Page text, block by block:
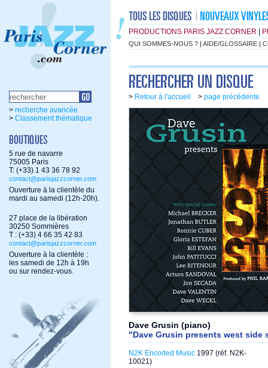
PRODUCTIONS PARIS JAZZ CORNER
QUI SOMMES-NOUS ? | AIDE/GLOSSAIRE |
> recherche avancée
> Classement thématique
5 rue de navarre
75005 Paris
T: (+33) 1 43 36 78 92
contact@parisjazzcorner.com
Ouverture à la clientèle du
mardi au samedi (12h-20h).
27 place de la libération
30250 Sommières
T : (+33) 4 66 35 42 83
contact@parisjazzcorner.com
Ouverture à la clientèle :
les samedi de 12h à 19h
ou sur rendez-vous.
> Retour à l'accueil > page précédente
Dave Grusin (piano)
"Dave Grusin presents west side
N2K Encoded Music 1997 (réf. N2K-
10021)